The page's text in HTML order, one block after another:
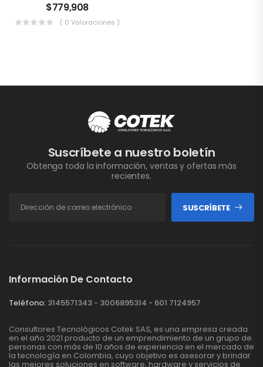
$779,908
( 0 Valoraciones )
Suscríbete a nuestro boletín
Obtenga toda la información, ventas y ofertas más
recientes.
SUSCRÍBETE
Información De Contacto
Teléfono: 3145571343 - 3006895314 - 601 7124957
Consultores Tecnológicos Cotek SAS, es una empresa creada
en el año 2021 producto de un emprendimiento de un grupo de
personas con más de 10 años de experiencia en el mercado de
la tecnología en Colombia, cuyo objetivo es asesorar y brindar
las mejores soluciones en software, hardware y servicios de